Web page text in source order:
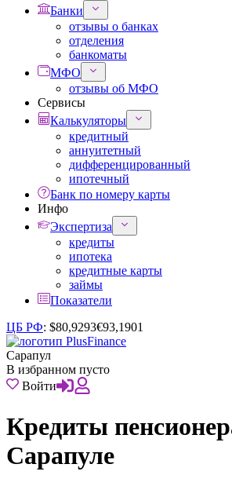
Банки
отзывы о банках
отделения
банкоматы
МФО
отзывы об МФО
Сервисы
Калькуляторы
кредитный
аннуитетный
дифференцированный
ипотечный
Банк по номеру карты
Инфо
Экспертиза
кредиты
ипотека
кредитные карты
займы
Показатели
ЦБ РФ: $80,9293€93,1901
Сарапул
В избранном пусто
Войти
Кредиты
Сарапуле